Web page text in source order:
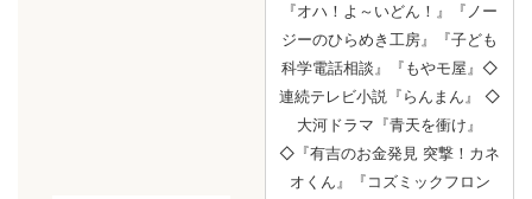
『オハ！よ～いどん！』『ノー
ジーのひらめき工房』『子ども
科学電話相談』『もやモ屋』◇
連続テレビ小説『らんまん』 ◇
大河ドラマ『青天を衝け』
◇『有吉のお金発見 突撃！カネ
オくん』『コズミックフロン